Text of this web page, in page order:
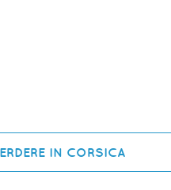
IN CORSICA